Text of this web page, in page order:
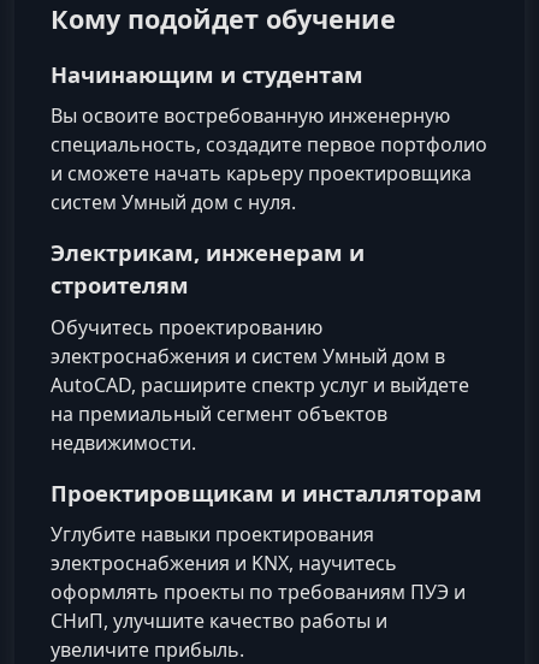
Кому подойдет обучение
Начинающим и студентам
Вы освоите востребованную инженерную
специальность, создадите первое портфолио
и сможете начать карьеру проектировщика
систем Умный дом с нуля.
Электрикам, инженерам и
строителям
Обучитесь проектированию
электроснабжения и систем Умный дом в
AutoCAD, расширите спектр услуг и выйдете
на премиальный сегмент объектов
недвижимости.
Проектировщикам и инсталляторам
Углубите навыки проектирования
электроснабжения и KNX, научитесь
оформлять проекты по требованиям ПУЭ и
СНиП, улучшите качество работы и
увеличите прибыль.